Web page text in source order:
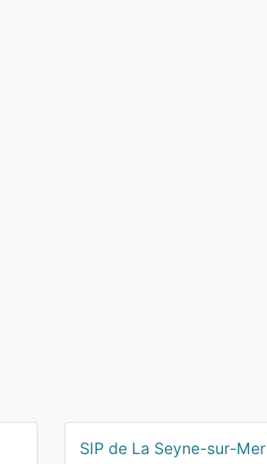
SIP de La Seyne-sur-Mer